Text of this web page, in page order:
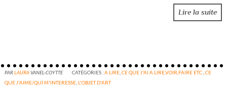
Lire la suite
PARLAURAVANEL-COYTTE CATÉGORIES :A LIRE ,CE QUE J'AI A LIRE,VOIR,FAIRE ETC. ,CE
QUE J'AIME/QUI M'INTERESSE L'OBJET D'ART